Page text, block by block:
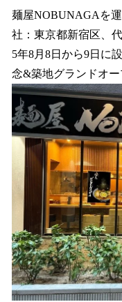
！
を
読
み
込
み
中
で
す
麺屋NOBUNAGAを
社：東京都新宿区、
5年8月8日から9日に
念&築地グランドオー